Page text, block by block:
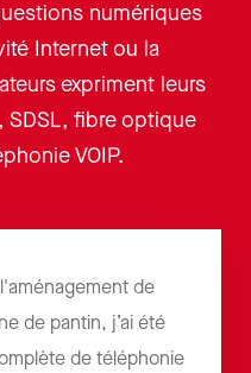
numériques
Internet ou la
expriment leurs
SDSL, fibre optique
VOIP.
de
de pantin, j’ai été
de téléphonie